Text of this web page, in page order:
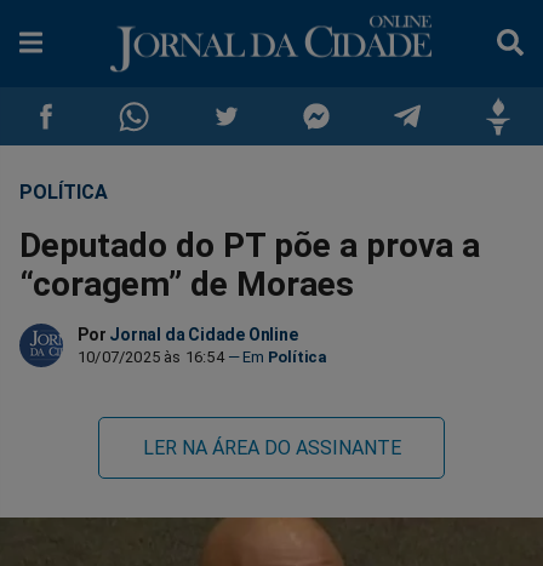
Compartilhar
no
Facebook
Compartilhar
no
Whatsapp
no
Twitter
no
Messenger
no
POLÍTICA
Deputado do PT põe a prova a
“coragem” de Moraes
Por Jornal da Cidade Online
10/07/2025 às 16:54 Política
LER NA ÁREA DO ASSINANTE